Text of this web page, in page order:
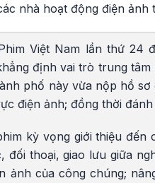
nhà hoạt động điện
Việt Nam lần thứ 24
định vai trò trung
phố này vừa nộp hồ sơ
điện ảnh; đồng thời
kỳ vọng giới thiệu
đối thoại, giao lưu giữa
ảnh của công chúng;